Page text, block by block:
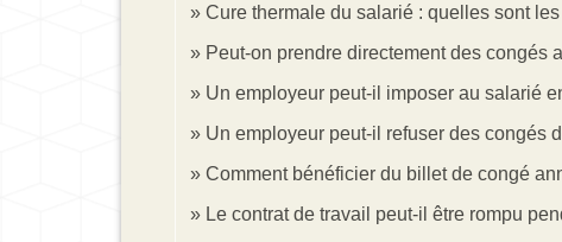
Cure thermale du salarié : quelles sont
Peut-on prendre directement des congés
Un employeur peut-il imposer au salarié
Un employeur peut-il refuser des congés
Comment bénéficier du billet de congé
Le contrat de travail peut-il être rompu